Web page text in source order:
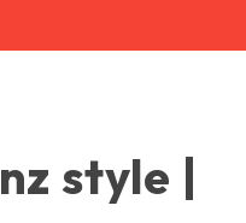
nz style |